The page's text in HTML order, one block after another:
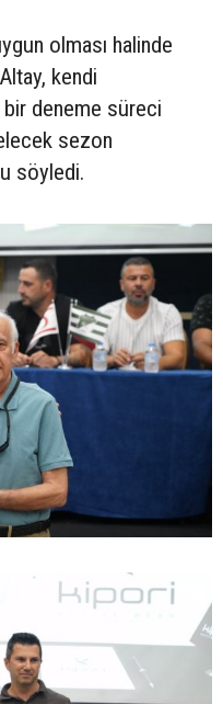
olması halinde
kendi
deneme süreci
sezon
söyledi.